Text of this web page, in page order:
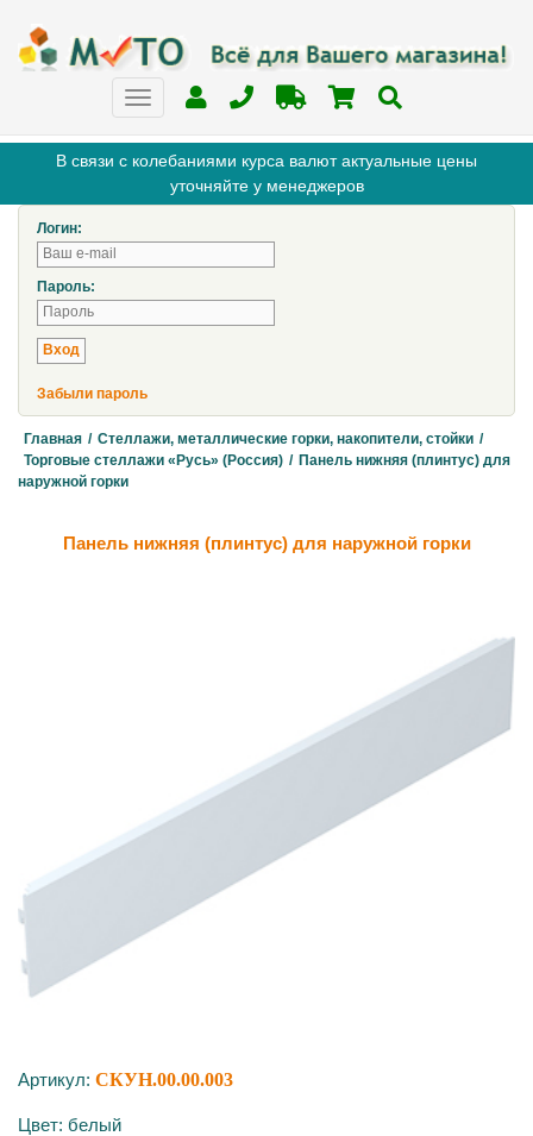
В связи с колебаниями курса валют актуальные цены
уточняйте у менеджеров
Логин:
Пароль:
Забыли пароль
Главная / Стеллажи, металлические горки, накопители, стойки /
Торговые стеллажи «Русь» (Россия) / Панель нижняя (плинтус) для
наружной горки
Панель нижняя (плинтус) для наружной горки
Артикул: СКУН.00.00.003
Цвет: белый